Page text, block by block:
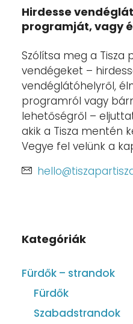
Hirdesse
programját, vagy
Szólítsa meg a Tisza
vendégeket –
vendéglátóhelyről,
programról vagy
lehetőségről –
akik a Tisza mentén
Vegye fel velünk a
Kategóriák
Fürdők – strandok
Fürdők
Szabadstrandok